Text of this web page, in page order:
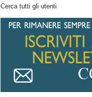
Cerca tutti gli utenti